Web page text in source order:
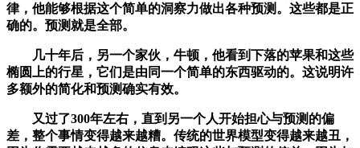
律，他能够根据这个简单的洞察力做出各种预测。这些都是正
确的。预测就是全部。
几十年后，另一个家伙，牛顿，他看到下落的苹果和这些
椭圆上的行星，它们是由同一个简单的东西驱动的。这说明许
多额外的简化和预测确实有效。
又过了300年左右，直到另一个人开始担心与预测的偏
差，整个事情变得越来越糟。传统的世界模型变得越来越丑，